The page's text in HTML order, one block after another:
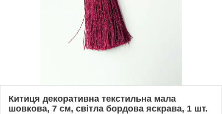
Китиця декоративна текстильна мала
шовкова, 7 см, світла бордова яскрава, 1 шт.